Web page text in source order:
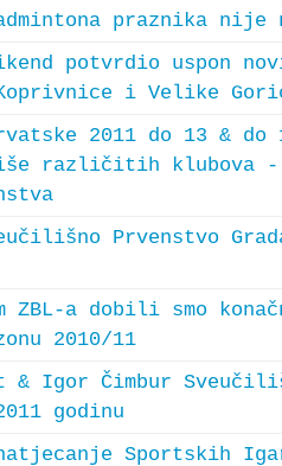
praznika
potvrdio uspon
i Velike
2011 do 13 &
različitih klubova -
Prvenstvo
ZBL-a dobili smo
2010/11
& Igor Čimbur
godinu
Sportskih